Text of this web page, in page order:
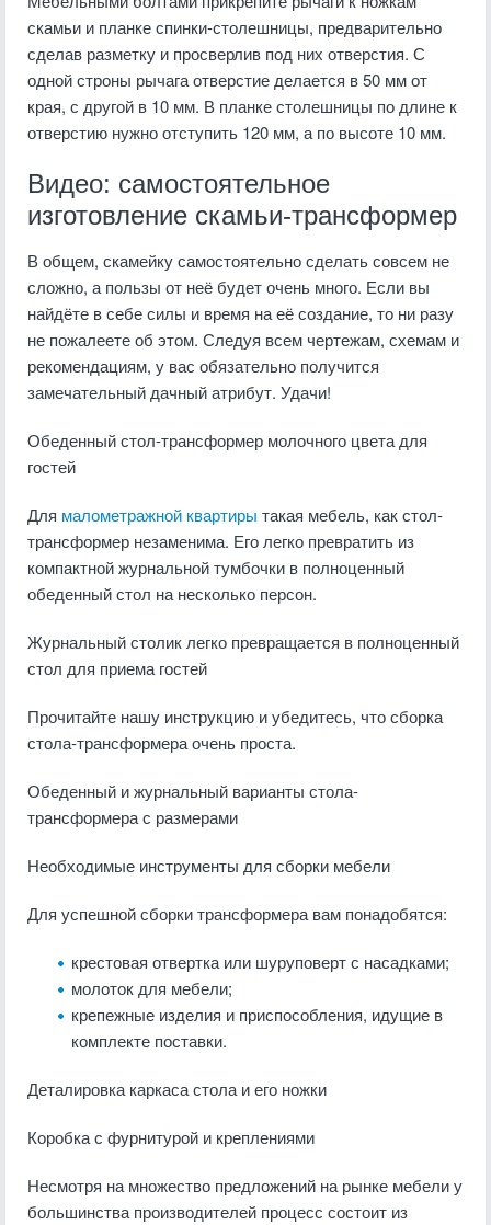
скамьи и планке спинки-столешницы, предварительно
сделав разметку и просверлив под них отверстия. С
одной строны рычага отверстие делается в 50 мм от
края, с другой в 10 мм. В планке столешницы по длине к
отверстию нужно отступить 120 мм, а по высоте 10 мм.
Видео: самостоятельное
изготовление скамьи-трансформер
В общем, скамейку самостоятельно сделать совсем не
сложно, а пользы от неё будет очень много. Если вы
найдёте в себе силы и время на её создание, то ни разу
не пожалеете об этом. Следуя всем чертежам, схемам и
рекомендациям, у вас обязательно получится
замечательный дачный атрибут. Удачи!
Обеденный стол-трансформер молочного цвета для
гостей
Для малометражной квартиры такая мебель, как стол-
трансформер незаменима. Его легко превратить из
компактной журнальной тумбочки в полноценный
обеденный стол на несколько персон.
Журнальный столик легко превращается в полноценный
стол для приема гостей
Прочитайте нашу инструкцию и убедитесь, что сборка
стола-трансформера очень проста.
Обеденный и журнальный варианты стола-
трансформера с размерами
Необходимые инструменты для сборки мебели
Для успешной сборки трансформера вам понадобятся:
крестовая отвертка или шуруповерт с насадками;
молоток для мебели;
крепежные изделия и приспособления, идущие в
комплекте поставки.
Деталировка каркаса стола и его ножки
Коробка с фурнитурой и креплениями
Несмотря на множество предложений на рынке мебели у
большинства производителей процесс состоит из